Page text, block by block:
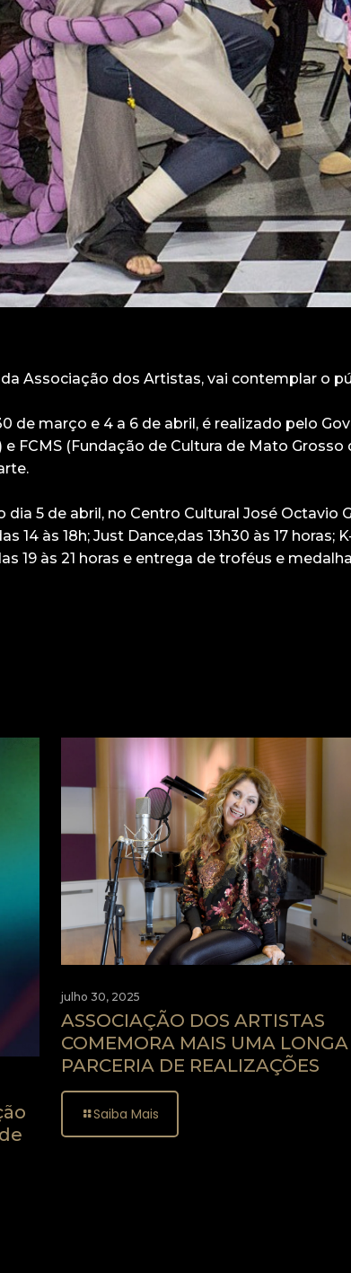
Associação dos Artistas, vai contemplar o
de março e 4 a 6 de abril, é realizado pelo
e FCMS (Fundação de Cultura de Mato
5 de abril, no Centro Cultural José Octavio
14 às 18h; Just Dance,das 13h30 às 17
19 às 21 horas e entrega de troféus e
julho 30, 2025
ASSOCIAÇÃO DOS ARTISTAS
COMEMORA MAIS UMA LONGA
PARCERIA DE REALIZAÇÕES
Saiba Mais